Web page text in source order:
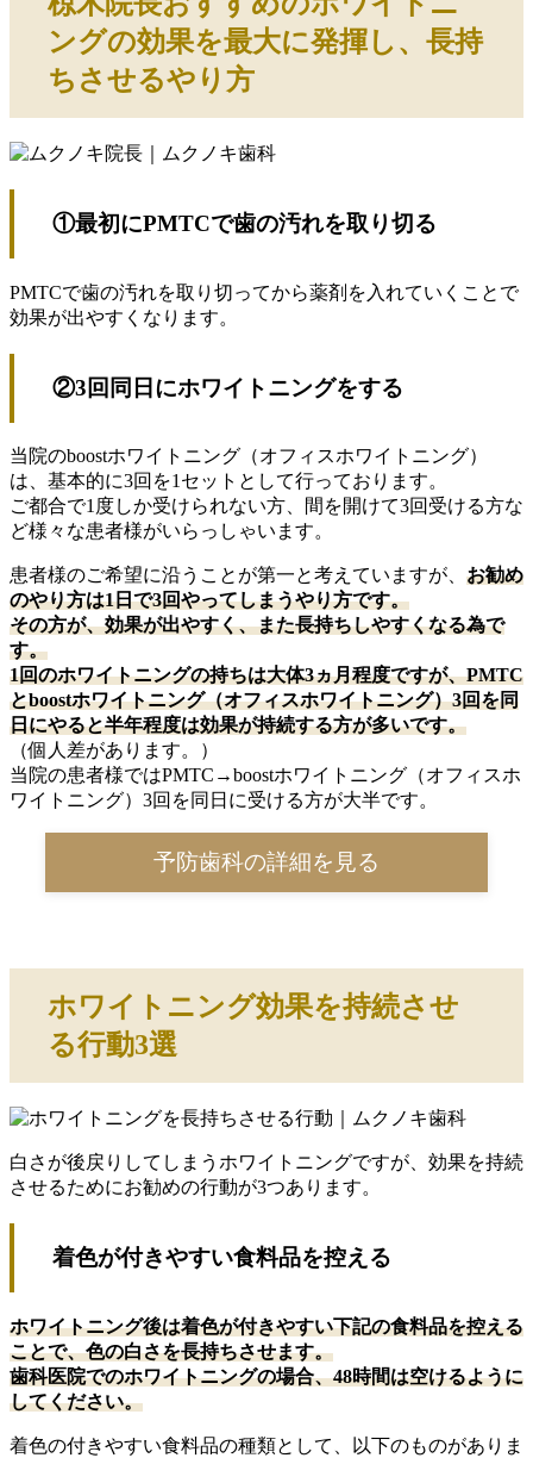
ングの効果を最大に発揮し、長持
ちさせるやり方
①最初にPMTCで歯の汚れを取り切る
PMTCで歯の汚れを取り切ってから薬剤を入れていくことで
効果が出やすくなります。
②3回同日にホワイトニングをする
当院のboostホワイトニング（オフィスホワイトニング）
は、基本的に3回を1セットとして行っております。
ご都合で1度しか受けられない方、間を開けて3回受ける方な
ど様々な患者様がいらっしゃいます。
患者様のご希望に沿うことが第一と考えていますが、 お勧め
のやり方は1日で3回やってしまうやり方です。
その方が、効果が出やすく、また長持ちしやすくなる為で
す。
1回のホワイトニングの持ちは大体3ヵ月程度ですが、PMTC
とboostホワイトニング（オフィスホワイトニング）3回を同
日にやると半年程度は効果が持続する方が多いです。
（個人差があります。）
当院の患者様ではPMTC→boostホワイトニング（オフィスホ
ワイトニング）3回を同日に受ける方が大半です。
予防歯科の詳細を見る
ホワイトニング効果を持続させ
る行動3選
白さが後戻りしてしまうホワイトニングですが、効果を持続
させるためにお勧めの行動が3つあります。
着色が付きやすい食料品を控える
ホワイトニング後は着色が付きやすい下記の食料品を控える
ことで、色の白さを長持ちさせます。
歯科医院でのホワイトニングの場合、48時間は空けるように
してください。
着色の付きやすい食料品の種類として、以下のものがありま